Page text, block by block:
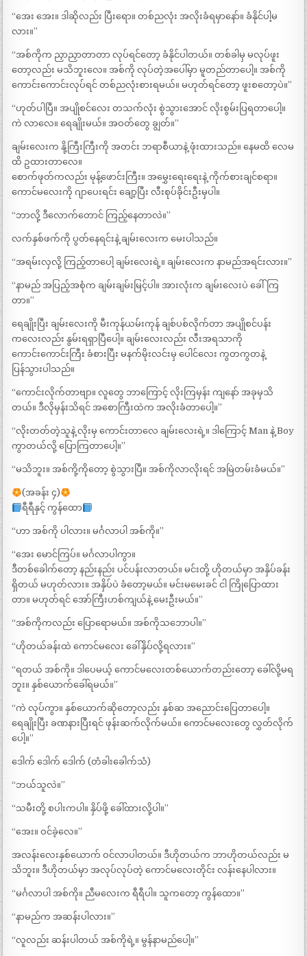
“အေး အေး။ ဒါဆိုလည်း ပြီးရော။ တစ်ညလုံး အလိုးခံရမှာနော်။ ခံနိုင်ပါ့မ
လား။”
“အစ်ကိုက ညှာညှာတာတာ လုပ်ရင်တော့ ခံနိုင်ပါတယ်။ တစ်ခါမှ မလုပ်ဖူး
တော့လည်း မသိဘူးလေ။ အစ်ကို လုပ်တဲ့အပေါ်မှာ မူတည်တာပေါ့။ အစ်ကို
ကောင်းကောင်းလုပ်ရင် တစ်ညလုံးစားရမယ်။ မဟုတ်ရင်တော့ ဖူးစတော့ပဲ။”
“ဟုတ်ပါပြီ။ အပျိုစင်လေး တသက်လုံး စွဲသွားအောင် လိုးစွမ်းပြရတာပေါ့။
ကဲ လာလေ။ ရေချိုးမယ်။ အဝတ်တွေ ချွတ်။”
ချမ်းလေးက နို့ကြီးကြီးကို အတင်း ဘရာစီယာနဲ့ ဖုံးထားသည်။ နေမထိ လေမ
ထိ ဥထားတာလေ။
စောက်ဖုတ်ကလည်း မုန့်ဖောင်းကြီး။ အမွှေးရေးရေးနဲ့ ကိုက်စားချင်စရာ။
ကောင်မလေးကို ဂျာပေးရင်း ချော့ပြီး လီးစုပ်ခိုင်းဦးမှပါ။
“ဘာလို့ ဒီလောက်တောင် ကြည့်နေတာလဲ။”
လက်နှစ်ဖက်ကို ပွတ်နေရင်းနဲ့ ချမ်းလေးက မေးပါသည်။
“အရမ်းလှလို့ ကြည့်တာပေါ့ ချမ်းလေးရဲ့။ ချမ်းလေးက နာမည်အရင်းလား။”
“နာမည် အပြည့်အစုံက ချမ်းချမ်းမြင့်ပါ။ အားလုံးက ချမ်းလေးပဲ ခေါ်ကြ
တာ။”
ရေချိုးပြီး ချမ်းလေးကို မီးကုန်ယမ်းကုန် ချစ်ပစ်လိုက်တာ အပျိုစင်ပန်း
ကလေးလည်း နွမ်းရရှာပြီပေါ့။ ချမ်းလေးလည်း လီးအရသာကို
ကောင်းကောင်းကြီး ခံစားပြီး မနက်မိုးလင်းမှ ပေါင်လေး ကွတကွတနဲ့
ပြန်သွားပါသည်။
“ကောင်းလိုက်တာဗျာ။ လူတွေ ဘာကြောင့် လိုးကြမှန်း ကျနော် အခုမှသိ
တယ်။ ဒီလိုမှန်းသိရင် အစောကြီးထဲက အလိုးခံတာပေါ့။”
“လိုးတတ်တဲ့သူနဲ့ လိုးမှ ကောင်းတာလေ ချမ်းလေးရဲ့။ ဒါကြောင့် Man နဲ့ Boy
ကွာတယ်လို့ ပြောကြတာပေါ့။”
“မသိဘူး။ အစ်ကို့ကိုတော့ စွဲသွားပြီ။ အစ်ကိုလာလိုးရင် အမြဲတမ်းခံမယ်။”
(အခန်း ၄)
ရီရီနှင့် ကွန်ထော
“ဟာ အစ်ကို ပါလား။ မင်္ဂလာပါ အစ်ကို။”
“အေး မောင်ကြပ်။ မင်္ဂလာပါကွာ။
ဒီတစ်ခေါက်တော့ နည်းနည်း ပင်ပန်းလာတယ်။ မင်းတို့ ဟိုတယ်မှာ အနှိပ်ခန်း
ရှိတယ် မဟုတ်လား။ အနှိပ်ပဲ ခံတော့မယ်။ မင်းမမေးခင် ငါ ကြိုပြောထား
တာ။ မဟုတ်ရင် အော်ကြီးဟစ်ကျယ်နဲ့ မေးဦးမယ်။”
“အစ်ကိုကလည်း ပြောရောမယ်။ အစ်ကိုသဘောပါ။”
“ဟိုတယ်ခန်းထဲ ကောင်မလေး ခေါ်နှိပ်လို့ရလား။”
“ရတယ် အစ်ကို။ ဒါပေမယ့် ကောင်မလေးတစ်ယောက်တည်းတော့ ခေါ်လို့မရ
ဘူး။ နှစ်ယောက်ခေါ်ရမယ်။”
“ကဲ လုပ်ကွာ။ နှစ်ယောက်ဆိုတော့လည်း နှစ်ဆ အညောင်းပြေတာပေါ့။
ရေချိုးပြီး ခဏနားပြီးရင် ဖုန်းဆက်လိုက်မယ်။ ကောင်မလေးတွေ လွှတ်လိုက်
ပေါ့။”
ဒေါက် ဒေါက် ဒေါက် (တံခါးခေါက်သံ)
“ဘယ်သူလဲ။”
“သမီးတို့ စပါးကပါ။ နှိပ်ဖို့ ခေါ်ထားလို့ပါ။”
“အေး။ ဝင်ခဲ့လေ။”
အလန်းလေးနှစ်ယောက် ဝင်လာပါတယ်။ ဒီဟိုတယ်က ဘာဟိုတယ်လည်း မ
သိဘူး။ ဒီဟိုတယ်မှာ အလုပ်လုပ်တဲ့ ကောင်မလေးတိုင်း လန်းနေပါလား။
“မင်္ဂလာပါ အစ်ကို။ ညီမလေးက ရီရီပါ။ သူကတော့ ကွန်ထော။”
“နာမည်က အဆန်းပါလား။”
“လူလည်း ဆန်းပါတယ် အစ်ကိုရဲ့။ မွန်နာမည်ပေါ့။”